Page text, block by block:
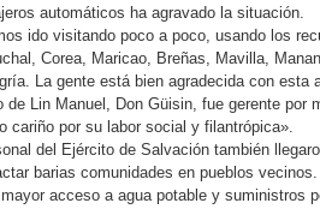
automáticos ha agravado la situación.
ido visitando poco a poco, usando los
Corea, Maricao, Breñas, Mavilla,
La gente está bien agradecida con esta
Lin Manuel, Don Güisin, fue gerente por
cariño por su labor social y filantrópica».
del Ejército de Salvación también
barias comunidades en pueblos vecinos.
acceso a agua potable y suministros